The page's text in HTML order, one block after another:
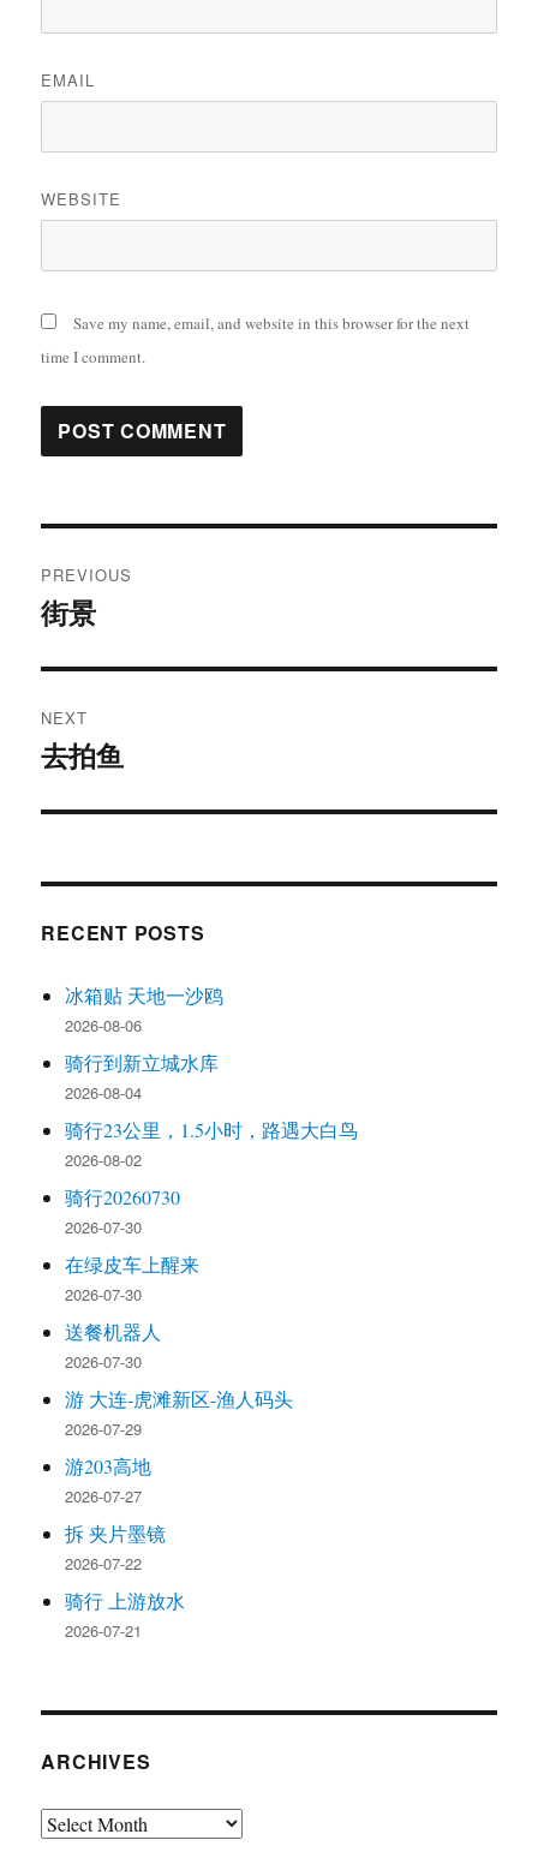
EMAIL
WEBSITE
Save my name, email, and website in this browser for the next
time I comment.
navigation
PREVIOUS
Previous
街景
NEXT
Next
去拍鱼
RECENT POSTS
冰箱贴 天地一沙鸥
2026-08-06
骑行到新立城水库
2026-08-04
骑行23公里，1.5小时，路遇大白鸟
2026-08-02
骑行20260730
2026-07-30
在绿皮车上醒来
2026-07-30
送餐机器人
2026-07-30
游 大连-虎滩新区-渔人码头
2026-07-29
游203高地
2026-07-27
拆 夹片墨镜
2026-07-22
骑行 上游放水
2026-07-21
ARCHIVES
Archives